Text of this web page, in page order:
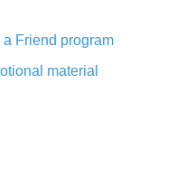
a Friend program
material